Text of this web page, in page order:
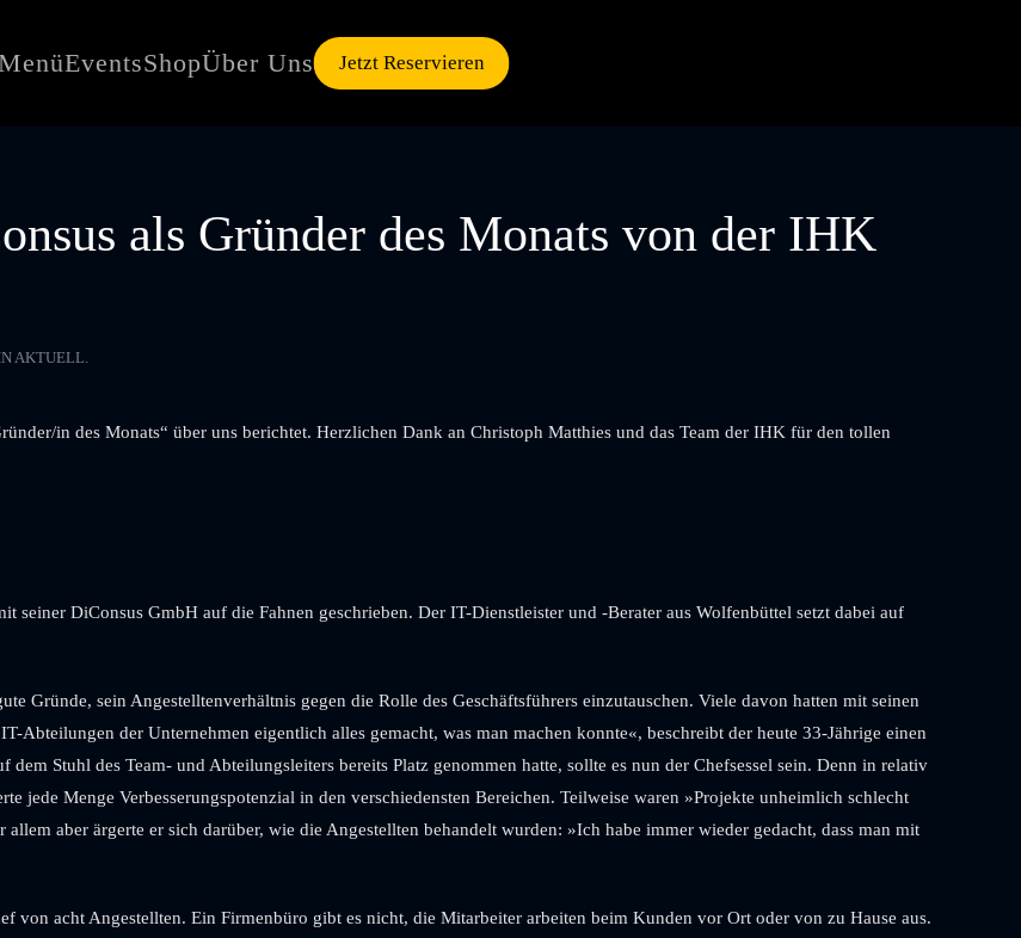
EventsShopÜber Uns Jetzt Reservieren
als Gründer des Monats von der IHK
AKTUELL.
in des Monats“ über uns berichtet. Herzlichen Dank an Christoph Matthies und das Team der IHK für den tollen
seiner DiConsus GmbH auf die Fahnen geschrieben. Der IT-Dienstleister und -Berater aus Wolfenbüttel setzt dabei auf
Gründe, sein Angestelltenverhältnis gegen die Rolle des Geschäftsführers einzutauschen. Viele davon hatten mit seinen
Abteilungen der Unternehmen eigentlich alles gemacht, was man machen konnte«, beschreibt der heute 33-Jährige einen
Stuhl des Team- und Abteilungsleiters bereits Platz genommen hatte, sollte es nun der Chefsessel sein. Denn in relativ
jede Menge Verbesserungspotenzial in den verschiedensten Bereichen. Teilweise waren »Projekte unheimlich schlecht
aber ärgerte er sich darüber, wie die Angestellten behandelt wurden: »Ich habe immer wieder gedacht, dass man mit
von acht Angestellten. Ein Firmenbüro gibt es nicht, die Mitarbeiter arbeiten beim Kunden vor Ort oder von zu Hause aus.